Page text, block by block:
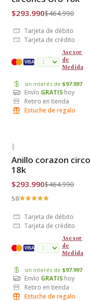
$293.990$464.990
Tarjeta de débito
Tarjeta de crédito
VISA
Asesor
de
Medida
sin interés de $97.997
Envío GRATIS hoy
Retiro en tienda
Estuche de regalo
Envío Gratis
|
Anillo corazon
18k
$293.990$464.990
5.0
Tarjeta de débito
Tarjeta de crédito
VISA
Asesor
de
Medida
sin interés de $97.997
Envío GRATIS hoy
Retiro en tienda
Estuche de regalo